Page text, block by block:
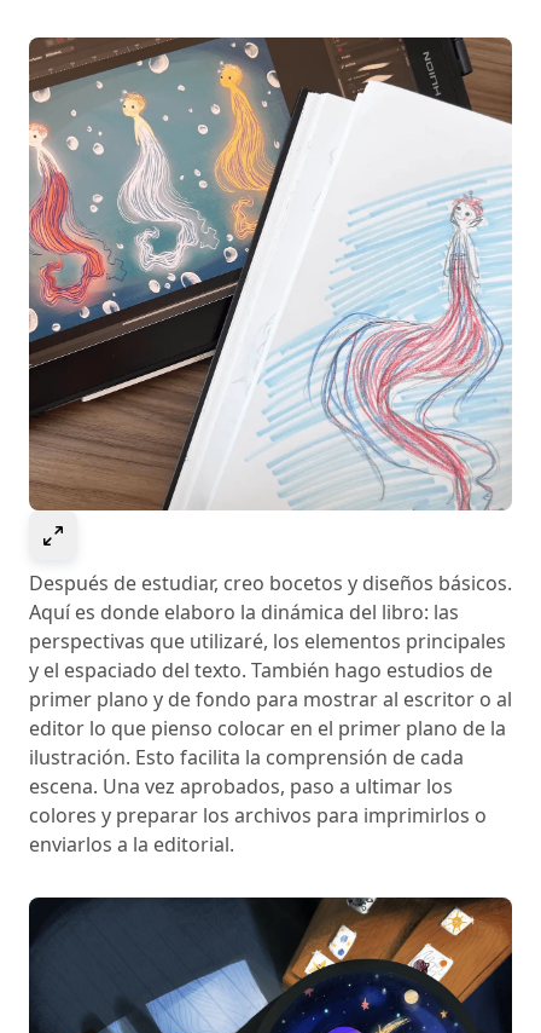
Después de estudiar, creo bocetos y diseños básicos.
Aquí es donde elaboro la dinámica del libro: las
perspectivas que utilizaré, los elementos principales
y el espaciado del texto. También hago estudios de
primer plano y de fondo para mostrar al escritor o al
editor lo que pienso colocar en el primer plano de la
ilustración. Esto facilita la comprensión de cada
escena. Una vez aprobados, paso a ultimar los
colores y preparar los archivos para imprimirlos o
enviarlos a la editorial.